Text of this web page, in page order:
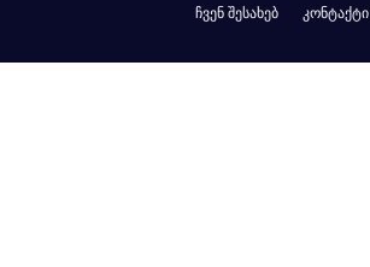
ჩვენ შესახებ კონტაქტი